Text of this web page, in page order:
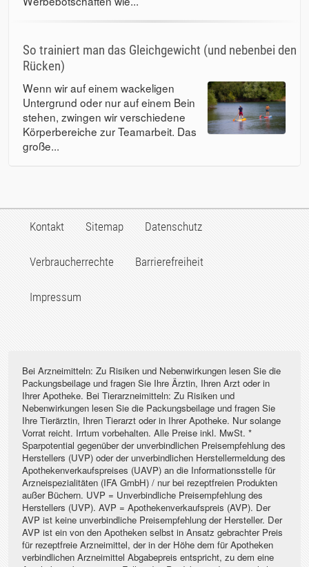
So trainiert man das Gleichgewicht (und nebenbei den
Rücken)
Wenn wir auf einem wackeligen
Untergrund oder nur auf einem Bein
stehen, zwingen wir verschiedene
Körperbereiche zur Teamarbeit. Das
große...
Kontakt Sitemap Datenschutz
Verbraucherrechte Barrierefreiheit
Impressum
Bei Arzneimitteln: Zu Risiken und Nebenwirkungen lesen Sie die
Packungsbeilage und fragen Sie Ihre Ärztin, Ihren Arzt oder in
Ihrer Apotheke. Bei Tierarzneimitteln: Zu Risiken und
Nebenwirkungen lesen Sie die Packungsbeilage und fragen Sie
Ihre Tierärztin, Ihren Tierarzt oder in Ihrer Apotheke. Nur solange
Vorrat reicht. Irrtum vorbehalten. Alle Preise inkl. MwSt. *
Sparpotential gegenüber der unverbindlichen Preisempfehlung des
Herstellers (UVP) oder der unverbindlichen Herstellermeldung des
Apothekenverkaufspreises (UAVP) an die Informationsstelle für
Arzneispezialitäten (IFA GmbH) / nur bei rezeptfreien Produkten
außer Büchern. UVP = Unverbindliche Preisempfehlung des
Herstellers (UVP). AVP = Apothekenverkaufspreis (AVP). Der
AVP ist keine unverbindliche Preisempfehlung der Hersteller. Der
AVP ist ein von den Apotheken selbst in Ansatz gebrachter Preis
für rezeptfreie Arzneimittel, der in der Höhe dem für Apotheken
verbindlichen Arzneimittel Abgabepreis entspricht, zu dem eine